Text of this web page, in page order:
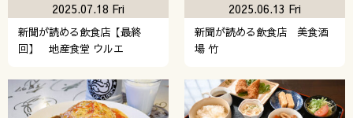
新聞が読める飲食店【最終
回】 地産食堂 ウルエ
2025.07.18 Fri
新聞が読める飲食店 美食酒
場 竹
2025.06.13 Fri